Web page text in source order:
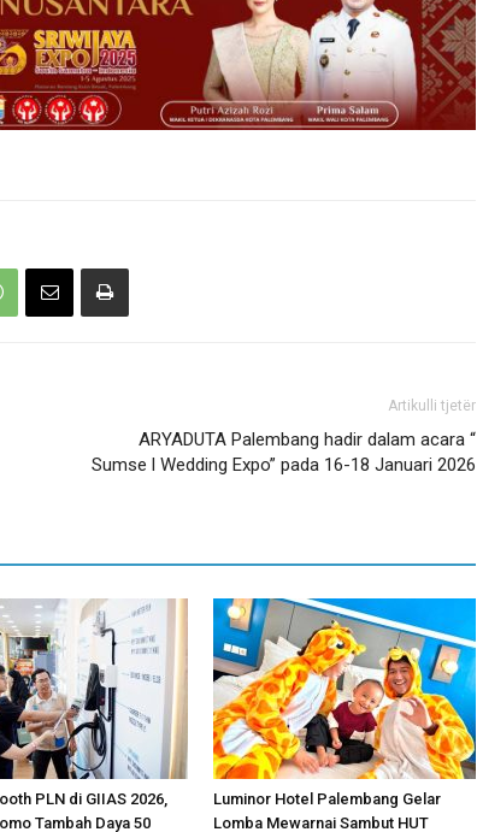
Artikulli tjetër
ARYADUTA Palembang hadir dalam acara “
Sumse l Wedding Expo” pada 16-18 Januari 2026
PLN di GIIAS 2026,
Tambah Daya 50
Luminor Hotel Palembang Gelar
Lomba Mewarnai Sambut HUT